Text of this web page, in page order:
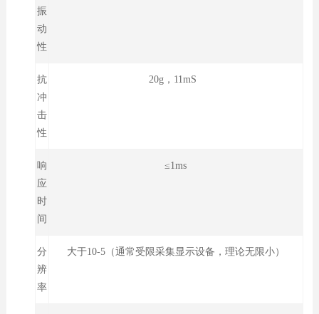
振
动
性
抗
冲
击
性
20g，11mS
响
应
时
间
≤1ms
分
辨
率
大于10-5（通常受限采集显示设备，理论无限小）